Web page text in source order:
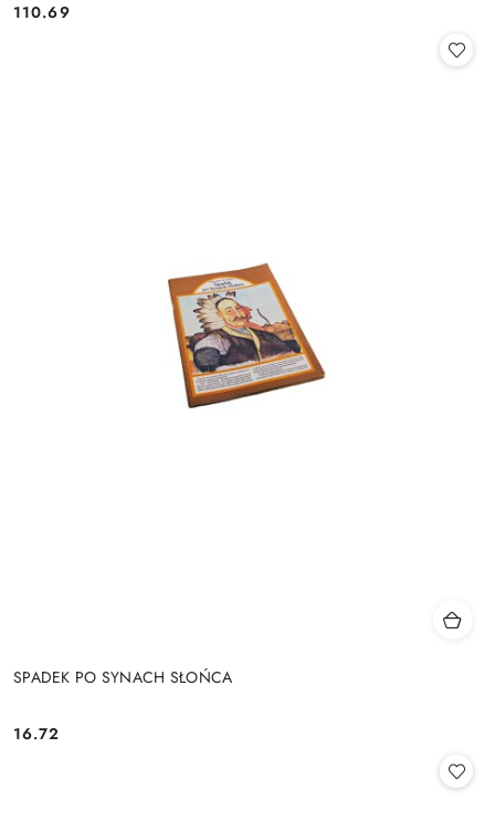
Cena:
110.69
SPADEK PO SYNACH SŁOŃCA
Cena:
16.72